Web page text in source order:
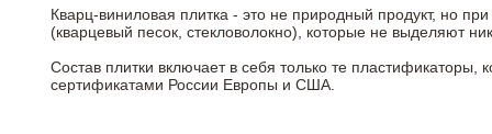
Кварц-виниловая плитка - это не природный продукт, но
(кварцевый песок, стекловолокно), которые не выделяют
Состав плитки включает в себя только те
сертификатами России Европы и США.